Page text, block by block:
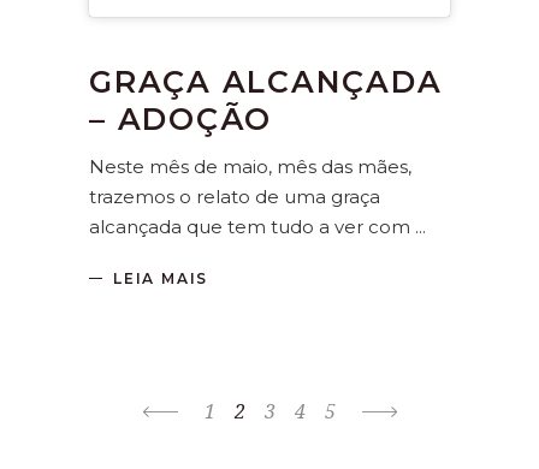
GRAÇA ALCANÇADA
– ADOÇÃO
Neste mês de maio, mês das mães,
trazemos o relato de uma graça
alcançada que tem tudo a ver com
LEIA MAIS
1 2 3 4 5